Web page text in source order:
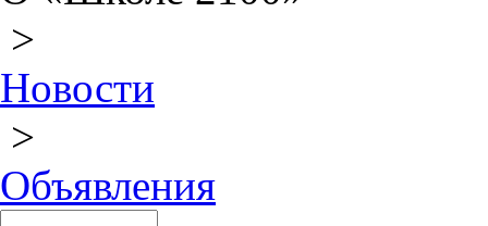
>
Новости
>
Объявления